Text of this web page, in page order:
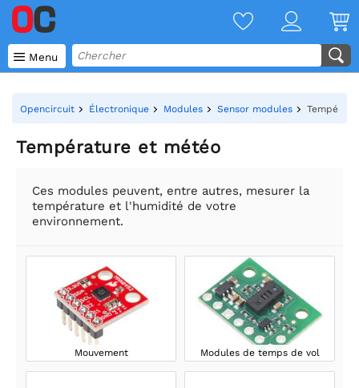
 Menu
Opencircuit Électronique Modules Sensor modules
Température et météo
Ces modules peuvent, entre autres, mesurer la
température et l'humidité de votre
environnement.
Mouvement Modules de temps de vol